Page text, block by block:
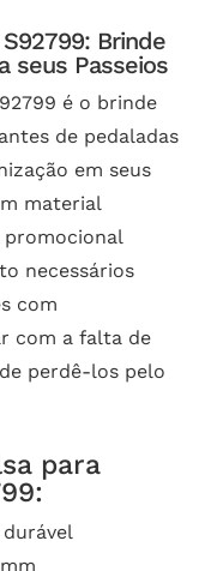
Brinde
seus Passeios
é o brinde
de pedaladas
em seus
material
promocional
necessários
com
com a falta de
perdê-los pelo
para